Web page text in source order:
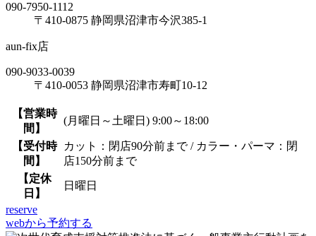
090-7950-1112
〒410-0875 静岡県沼津市今沢385-1
aun-fix店
090-9033-0039
〒410-0053 静岡県沼津市寿町10-12
【営業時
間】
(月曜日～土曜日) 9:00～18:00
【受付時
間】
カット：閉店90分前まで / カラー・パーマ：閉
店150分前まで
【定休
日】
日曜日
reserve
webから予約する